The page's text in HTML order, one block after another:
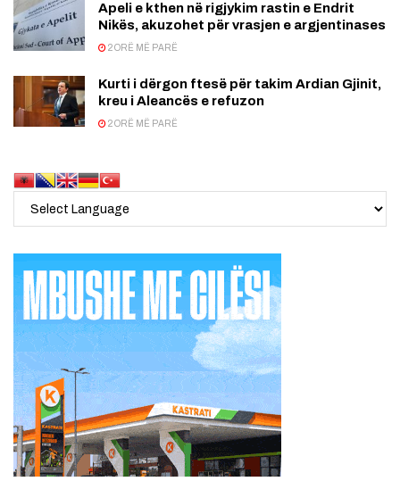
Apeli e kthen në rigjykim rastin e Endrit
Nikës, akuzohet për vrasjen e argjentinases
2 ORË MË PARË
Kurti i dërgon ftesë për takim Ardian Gjinit,
kreu i Aleancës e refuzon
2 ORË MË PARË